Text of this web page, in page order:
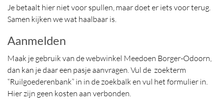
Je betaalt hier niet voor spullen, maar doet er iets voor terug.
Samen kijken we wat haalbaar is.
Aanmelden
Maak je gebruik van de webwinkel Meedoen Borger-Odoorn,
dan kan je daar een pasje aanvragen. Vul de zoekterm
“Ruilgoederenbank” in in de zoekbalk en vul het formulier in.
Hier zijn geen kosten aan verbonden.